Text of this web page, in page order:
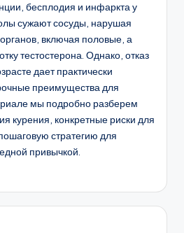
бесплодия и инфаркта у
сужают сосуды, нарушая
включая половые, а
тестостерона. Однако, отказ
дает практически
преимущества для
мы подробно разберем
курения, конкретные риски для
стратегию для
привычкой.